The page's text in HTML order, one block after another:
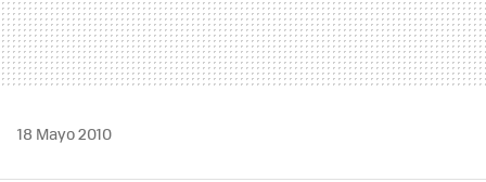
18 Mayo 2010